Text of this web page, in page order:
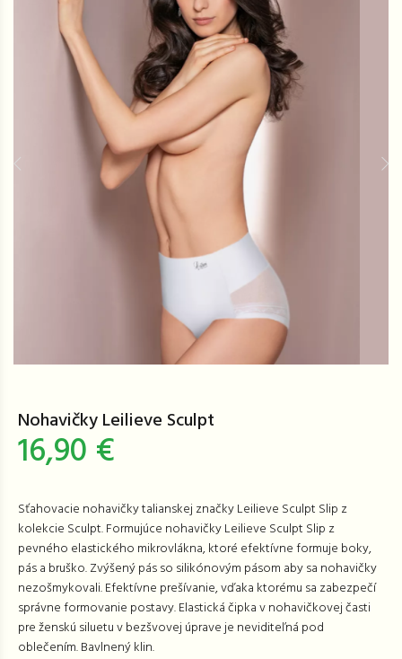
Nohavičky Leilieve Sculpt
16,90 €
Sťahovacie nohavičky talianskej značky Leilieve Sculpt Slip z
kolekcie Sculpt. Formujúce nohavičky Leilieve Sculpt Slip z
pevného elastického mikrovlákna, ktoré efektívne formuje boky,
pás a bruško. Zvýšený pás so silikónovým pásom aby sa nohavičky
nezošmykovali. Efektívne prešívanie, vďaka ktorému sa zabezpečí
správne formovanie postavy. Elastická čipka v nohavičkovej časti
pre ženskú siluetu v bezšvovej úprave je neviditeľná pod
oblečením. Bavlnený klin.